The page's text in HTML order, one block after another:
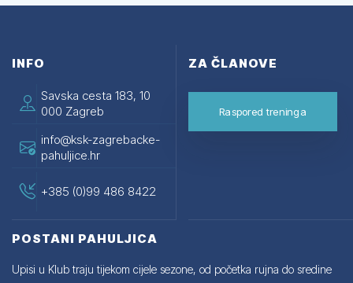
INFO
Savska cesta 183, 10
000 Zagreb
info@ksk-zagrebacke-
pahuljice.hr
+385 (0)99 486 8422
ZA ČLANOVE
Raspored treninga
POSTANI PAHULJICA
Upisi u Klub traju tijekom cijele sezone, od početka rujna do sredine